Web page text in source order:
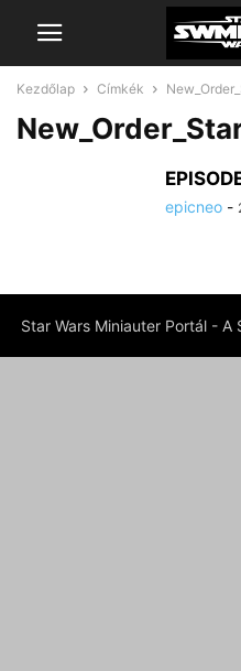
Kezdőlap Címkék
epicneo -
Star Wars Miniauter Portál - A